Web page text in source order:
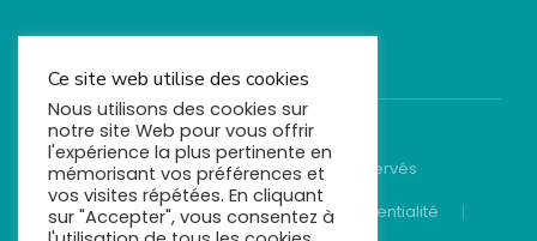
© Comels - 2022. Tous droits réservés
Mentions légales
Politique de confidentialité
Ce site web utilise des cookies
Nous utilisons des cookies sur
notre site Web pour vous offrir
l'expérience la plus pertinente en
mémorisant vos préférences et
vos visites répétées. En cliquant
sur "Accepter", vous consentez à